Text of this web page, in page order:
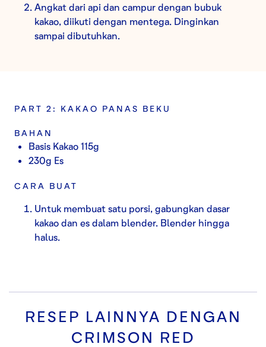
Angkat dari api dan campur dengan bubuk
kakao, diikuti dengan mentega. Dinginkan
sampai dibutuhkan.
PART 2: KAKAO PANAS BEKU
BAHAN
Basis Kakao 115g
230g Es
CARA BUAT
Untuk membuat satu porsi, gabungkan dasar
kakao dan es dalam blender. Blender hingga
halus.
RESEP LAINNYA DENGAN
CRIMSON RED